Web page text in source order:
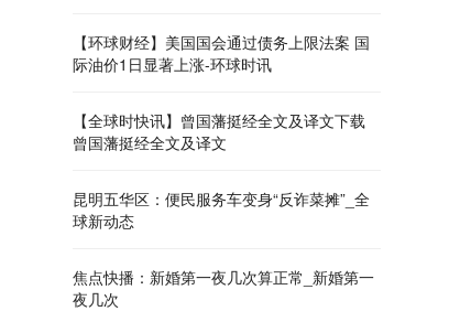
【环球财经】美国国会通过债务上限法案 国
际油价1日显著上涨-环球时讯
【全球时快讯】曾国藩挺经全文及译文下载
曾国藩挺经全文及译文
昆明五华区：便民服务车变身“反诈菜摊”_全
球新动态
焦点快播：新婚第一夜几次算正常_新婚第一
夜几次